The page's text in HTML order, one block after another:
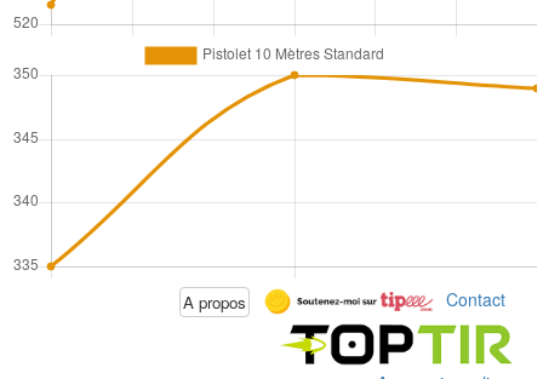
A propos Contact